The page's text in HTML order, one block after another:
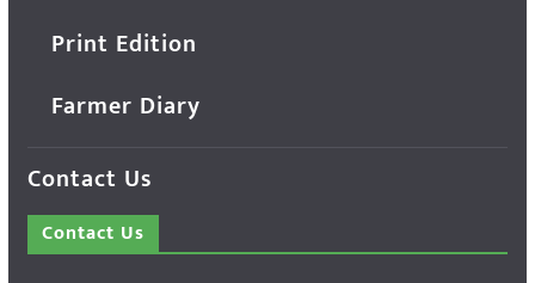
Print Edition
Farmer Diary
Contact Us
Contact Us